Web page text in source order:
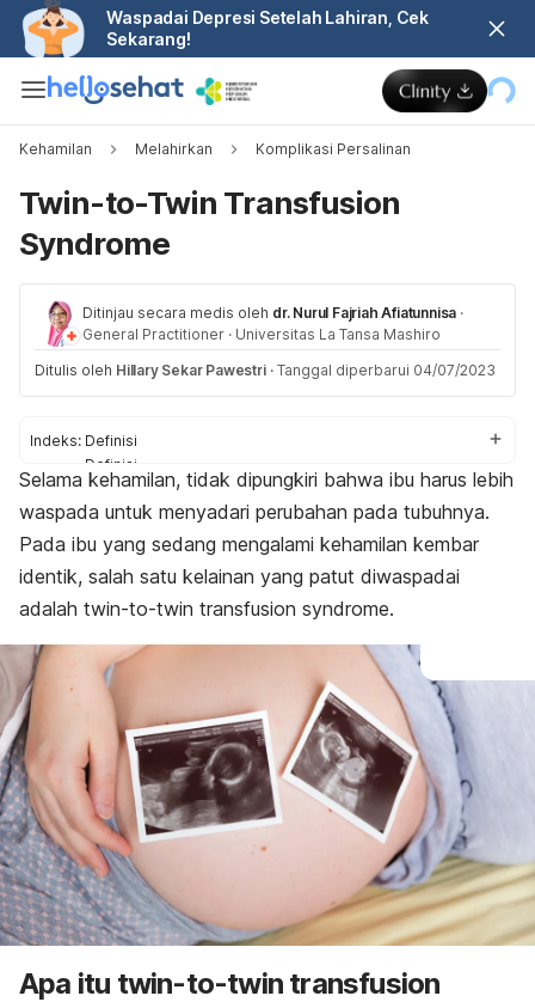
Waspadai Depresi Setelah Lahiran, Cek
Sekarang!
Kehamilan Melahirkan Komplikasi Persalinan
Twin-to-Twin Transfusion
Syndrome
Ditinjau secara medis oleh dr. Nurul Fajriah Afiatunnisa ·
General Practitioner · Universitas La Tansa Mashiro
Ditulis oleh Hillary Sekar Pawestri · Tanggal diperbarui 04/07/2023
Indeks: Definisi
Definisi
Tanda dan gejala
Komplikasi
Diagnosis
Pengobatan
Selama kehamilan, tidak dipungkiri bahwa ibu harus lebih
waspada untuk menyadari perubahan pada tubuhnya.
Pada ibu yang sedang mengalami kehamilan kembar
identik, salah satu kelainan yang patut diwaspadai
adalah twin-to-twin transfusion syndrome.
Apa itu twin-to-twin transfusion